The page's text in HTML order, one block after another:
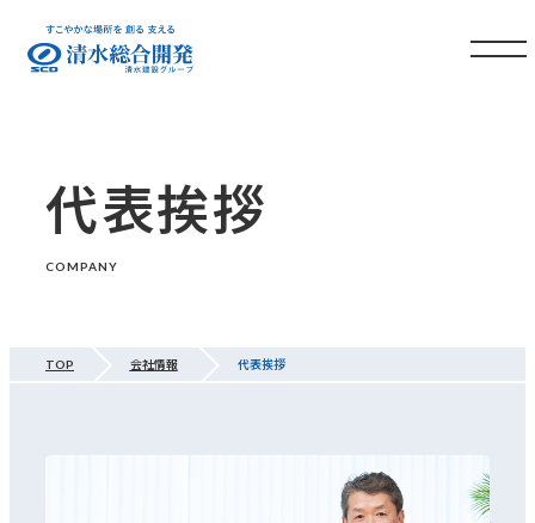
代表挨拶
COMPANY
TOP 会社情報 代表挨拶